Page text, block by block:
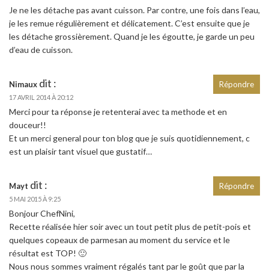
Je ne les détache pas avant cuisson. Par contre, une fois dans l’eau,
je les remue régulièrement et délicatement. C’est ensuite que je
les détache grossièrement. Quand je les égoutte, je garde un peu
d’eau de cuisson.
Nimaux dit :
17 AVRIL 2014 À 20:12
Merci pour ta réponse je retenterai avec ta methode et en
douceur!!
Et un merci general pour ton blog que je suis quotidiennement, c
est un plaisir tant visuel que gustatif…
Répondre
Mayt dit :
5 MAI 2015 À 9:25
Bonjour ChefNini,
Recette réalisée hier soir avec un tout petit plus de petit-pois et
quelques copeaux de parmesan au moment du service et le
résultat est TOP! 🙂
Nous nous sommes vraiment régalés tant par le goût que par la
Répondre